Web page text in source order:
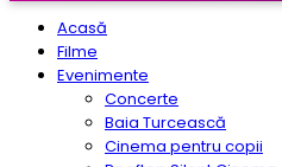
Acasă
Filme
Evenimente
Concerte
Baia Turcească
Cinema pentru copii